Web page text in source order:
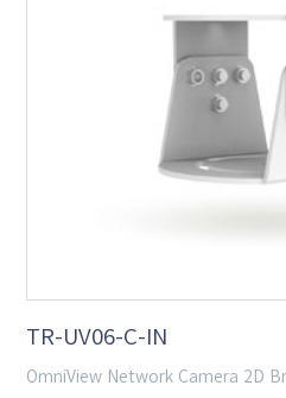
TR-UV06-C-IN
OmniView Network Camera 2D